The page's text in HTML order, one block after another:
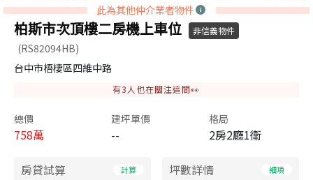
此為其他仲介業者物件
柏斯市次頂樓二房機上車位 非信義物件
(RS82094HB)
台中市梧棲區四維中路
有3 人也在關注這間👀
總價
758萬
建坪單價
--
格局
2房2廳1衛
房貸試算 計算 坪數詳情 細項